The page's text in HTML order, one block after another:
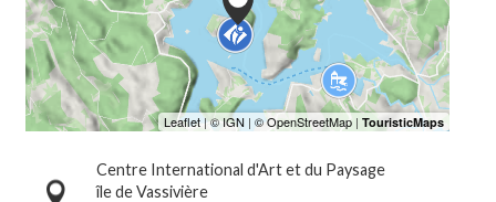
Centre International d'Art et du Paysage
île de Vassivière